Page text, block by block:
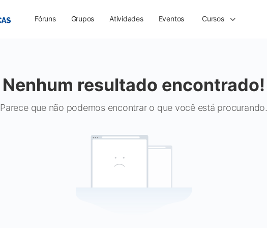
Fóruns Grupos Atividades Eventos Cursos
Nenhum resultado encontrado!
Parece que não podemos encontrar o que você está procurando.